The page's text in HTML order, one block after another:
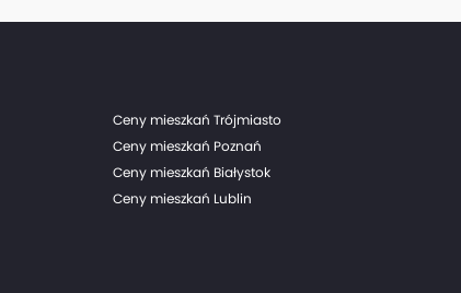
Ceny mieszkań Trójmiasto
Ceny mieszkań Poznań
Ceny mieszkań Białystok
Ceny mieszkań Lublin